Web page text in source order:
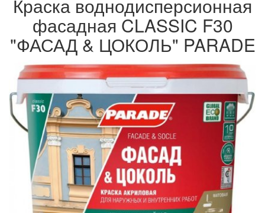
Краска воднодисперсионная
фасадная CLASSIC F30
"ФАСАД & ЦОКОЛЬ" PARADE